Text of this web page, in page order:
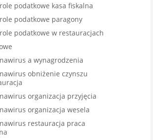
podatkowe kasa fiskalna
podatkowe paragony
podatkowe w restauracjach
a wynagrodzenia
obniżenie czynszu
organizacja przyjęcia
organizacja wesela
restauracja praca